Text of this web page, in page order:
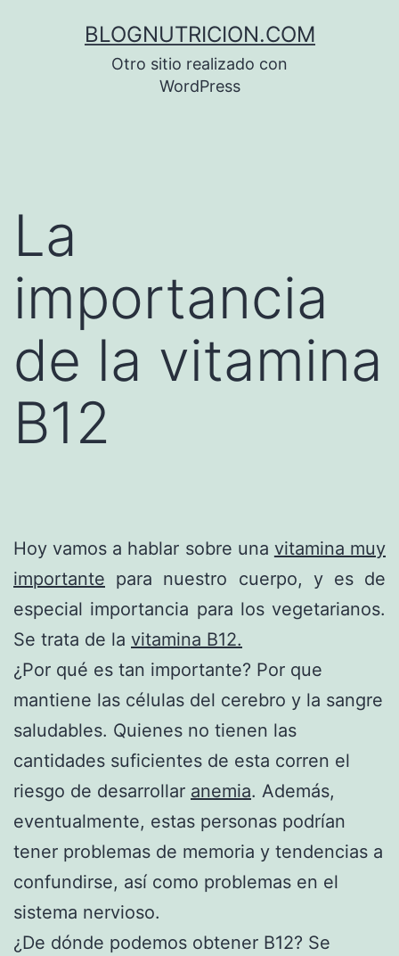
BLOGNUTRICION.COM
Otro sitio realizado con
WordPress
La
importancia
de la vitamina
B12
Hoy vamos a hablar sobre una vitamina muy
importante para nuestro cuerpo, y es de
especial importancia para los vegetarianos.
Se trata de la vitamina B12.
¿Por qué es tan importante? Por que
mantiene las células del cerebro y la sangre
saludables. Quienes no tienen las
cantidades suficientes de esta corren el
riesgo de desarrollar anemia. Además,
eventualmente, estas personas podrían
tener problemas de memoria y tendencias a
confundirse, así como problemas en el
sistema nervioso.
¿De dónde podemos obtener B12? Se